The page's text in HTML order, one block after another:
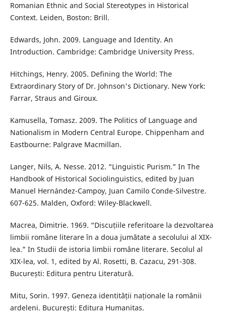
Romanian Ethnic and Social Stereotypes in Historical
Context. Leiden, Boston: Brill.
Edwards, John. 2009. Language and Identity. An
Introduction. Cambridge: Cambridge University Press.
Hitchings, Henry. 2005. Defining the World: The
Extraordinary Story of Dr. Johnson's Dictionary. New York:
Farrar, Straus and Giroux.
Kamusella, Tomasz. 2009. The Politics of Language and
Nationalism in Modern Central Europe. Chippenham and
Eastbourne: Palgrave Macmillan.
Langer, Nils, A. Nesse. 2012. “Linguistic Purism.” In The
Handbook of Historical Sociolinguistics, edited by Juan
Manuel Hernández-Campoy, Juan Camilo Conde-Silvestre.
607-625. Malden, Oxford: Wiley-Blackwell.
Macrea, Dimitrie. 1969. “Discuțiile referitoare la dezvoltarea
limbii române literare în a doua jumătate a secolului al XIX-
lea.” In Studii de istoria limbii române literare. Secolul al
XIX-lea, vol. 1, edited by Al. Rosetti, B. Cazacu, 291-308.
București: Editura pentru Literatură.
Mitu, Sorin. 1997. Geneza identității naționale la românii
ardeleni. București: Editura Humanitas.